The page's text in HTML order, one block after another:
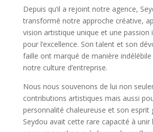
Depuis qu’il a rejoint notre agence,
transformé notre approche créative,
vision artistique unique et une passion
pour l’excellence. Son talent et son
faille ont marqué de manière
notre culture d’entreprise.
Nous nous souvenons de lui non
contributions artistiques mais aussi
personnalité chaleureuse et son esprit
Seydou avait cette rare capacité à unir